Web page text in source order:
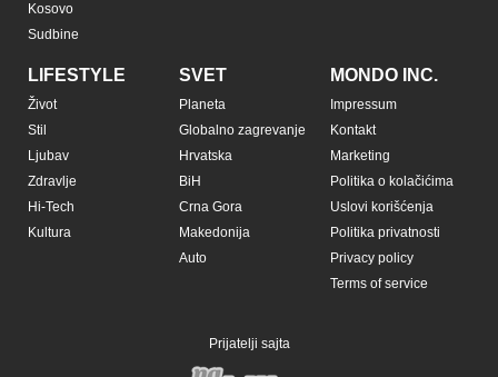
Kosovo
Sudbine
LIFESTYLE
Život
Stil
Ljubav
Zdravlje
Hi-Tech
Kultura
SVET
Planeta
Globalno zagrevanje
Hrvatska
BiH
Crna Gora
Makedonija
Auto
MONDO INC.
Impressum
Kontakt
Marketing
Politika o kolačićima
Uslovi korišćenja
Politika privatnosti
Privacy policy
Terms of service
Prijatelji sajta